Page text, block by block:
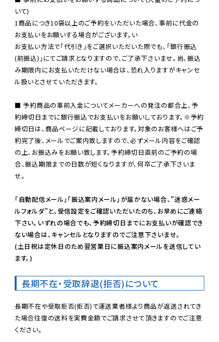
いて)
1商品につき10袋以上のご予約をいただいた場合、事前に代金の
お支払いをお願いする場合がございます。い
お支払い方法で「代引き」をご選択いただいた際でも、「銀行振込
(前振込)」にてご請求となりますので、ご了承下さいませ。尚、振込
み期限内にお支払いただけない場合は、恐れ入りますがキャンセ
ル扱いとさせていただきます。
■ 予約商品の事前入金についてメーカーへの発注の都合上、予
約締切日までに銀行振込でお支払いをお願いしております。※予約
締切日は、商品ページに記載しております。対象のお客様へはご予
約完了後、メールでご案内致しますので、必ずメール内容をご確認
の上、お振込みをお願い致します。予約締切日直前のご予約の場
合、振込期限までの日数が短くなりますが、何卒ご了承下さいま
せ。
「自動配信メール」「振込案内メール」が届かない場合、”迷惑メー
ルフォルダ”と、受信設定をご確認いただいたのち、お早めにご連絡
下さい。いずれの場合でも、予約締切日までにお支払いが確認でき
ない場合は、キャンセルとなりますのでご注意下さいませ。
(土日祝は定休日のため翌営業日に振込案内メールを送信してい
ます。)
長期不在・受取辞退(拒否)について
長期不在や受取拒否(拒否)で運送業者様より商品が返送されてき
た場合往復の送料を実費金額でご請求させて頂きますのでご注意
ください。